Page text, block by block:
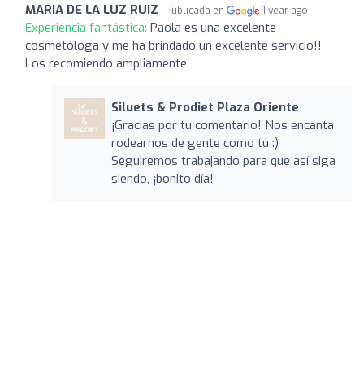
MARIA DE LA LUZ RUIZ Publicada en 1 year ago
Experiencia fantástica: Paola es una excelente
cosmetóloga y me ha brindado un excelente servicio!!
Los recomiendo ampliamente
Siluets & Prodiet Plaza Oriente
¡Gracias por tu comentario! Nos encanta
rodearnos de gente como tú :)
Seguiremos trabajando para que así siga
siendo, ¡bonito día!